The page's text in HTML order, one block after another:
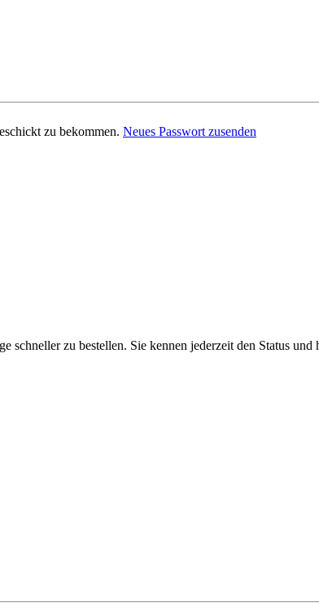
zu bekommen. Neues Passwort zusenden
schneller zu bestellen. Sie kennen jederzeit den Status